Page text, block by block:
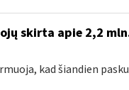
skirta apie 2,2
kad šiandien